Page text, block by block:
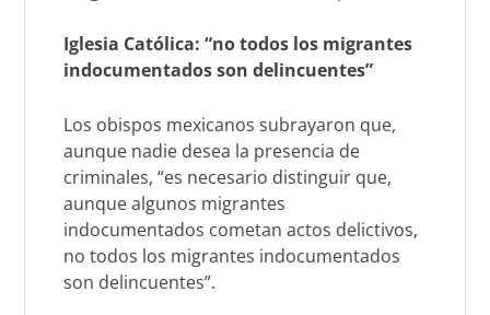
Iglesia Católica: “no todos los migrantes
indocumentados son delincuentes”
Los obispos mexicanos subrayaron que,
aunque nadie desea la presencia de
criminales, “es necesario distinguir que,
aunque algunos migrantes
indocumentados cometan actos delictivos,
no todos los migrantes indocumentados
son delincuentes”.